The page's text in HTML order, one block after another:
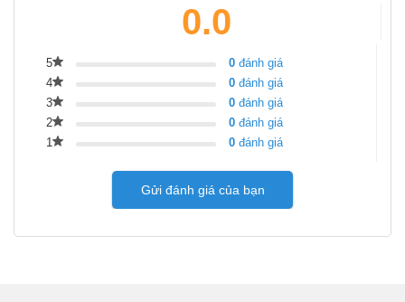
0.0
5 0 đánh giá
4
0 đánh giá
3
0 đánh giá
2
0 đánh giá
1
0 đánh giá
Gửi đánh giá của bạn